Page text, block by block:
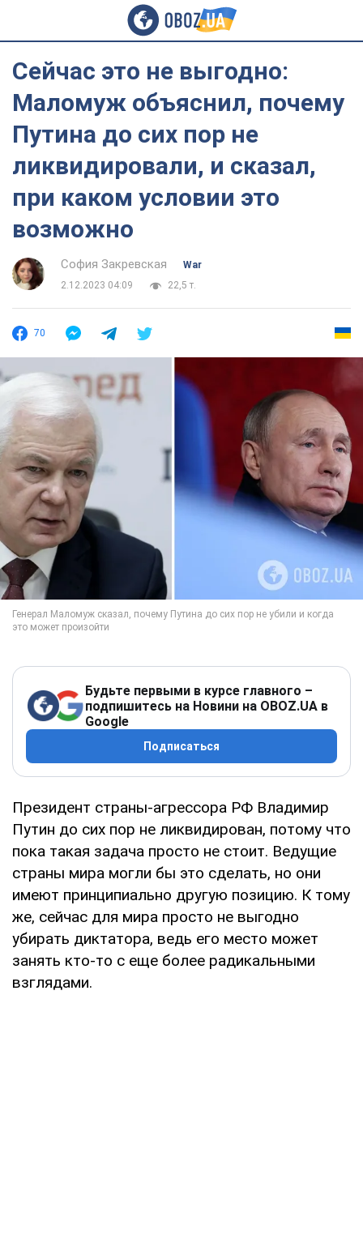
Сейчас это не выгодно:
Маломуж объяснил, почему
Путина до сих пор не
ликвидировали, и сказал,
при каком условии это
возможно
София Закревская
War
2.12.2023 04:09
22,5 т.
70
Будьте первыми в курсе главного –
подпишитесь на Новини на OBOZ.UA в
Google
Подписаться
Президент страны-агрессора РФ Владимир
Путин до сих пор не ликвидирован, потому что
пока такая задача просто не стоит. Ведущие
страны мира могли бы это сделать, но они
имеют принципиально другую позицию. К тому
же, сейчас для мира просто не выгодно
убирать диктатора, ведь его место может
занять кто-то с еще более радикальными
взглядами.